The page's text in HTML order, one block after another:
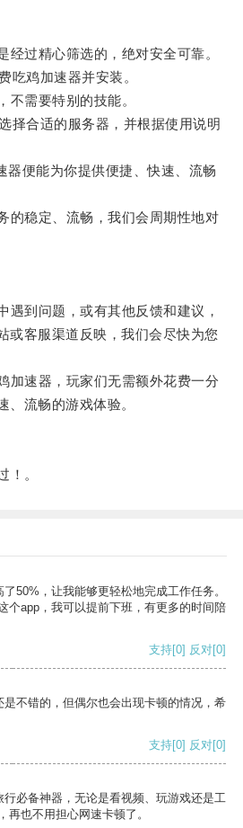
过精心筛选的，绝对安全可靠。
鸡加速器并安装。
需要特别的技能。
合适的服务器，并根据使用说明
便能为你提供便捷、快速、流畅
稳定、流畅，我们会周期性地对
到问题，或有其他反馈和建议，
或客服渠道反映，我们会尽快为您
速器，玩家们无需额外花费一分
、流畅的游戏体验。
。
50%，让我能够更轻松地完成工作任务。
个app，我可以提前下班，有更多的时间陪
支持[0] 反对[0]
不错的，但偶尔也会出现卡顿的情况，希
支持[0] 反对[0]
必备神器，无论是看视频、玩游戏还是工
再也不用担心网速卡顿了。